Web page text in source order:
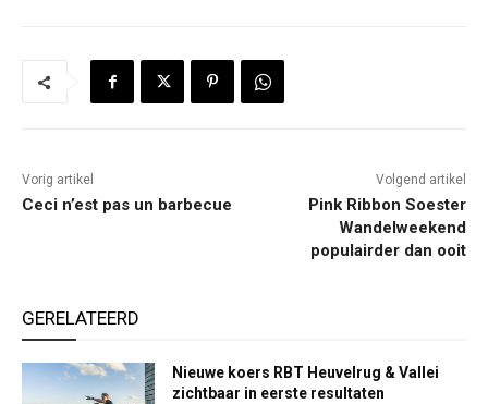
Vorig artikel
Ceci n’est pas un barbecue
Volgend artikel
Pink Ribbon Soester
Wandelweekend
populairder dan ooit
GERELATEERD
Nieuwe koers RBT Heuvelrug & Vallei
zichtbaar in eerste resultaten